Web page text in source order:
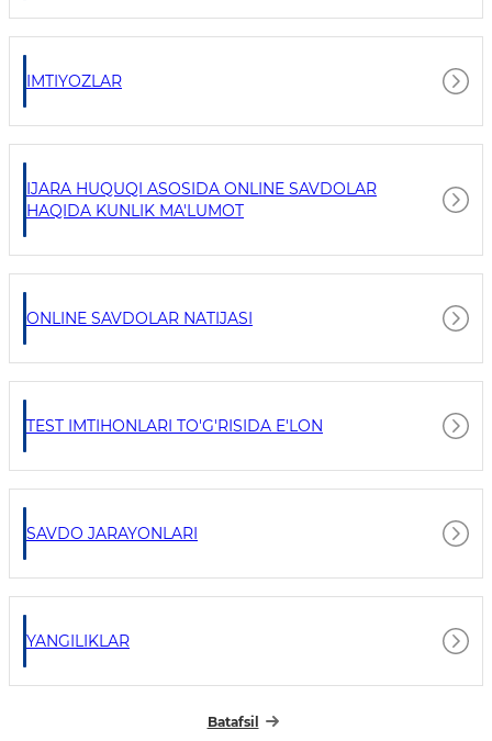
IMTIYOZLAR
IJARA HUQUQI ASOSIDA ONLINE SAVDOLAR
HAQIDA KUNLIK MA'LUMOT
ONLINE SAVDOLAR NATIJASI
TEST IMTIHONLARI TO'G'RISIDA E'LON
SAVDO JARAYONLARI
YANGILIKLAR
Batafsil